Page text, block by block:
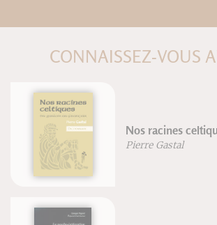
CONNAISSEZ-VOUS
Nos racines
Pierre Gastal